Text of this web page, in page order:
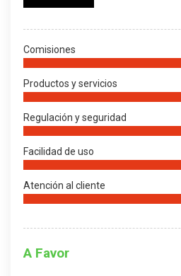
Comisiones
Productos y servicios
Regulación y seguridad
Facilidad de uso
Atención al cliente
A Favor